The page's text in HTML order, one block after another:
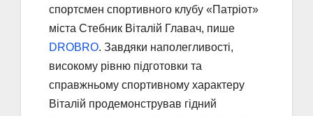
спортсмен спортивного клубу «Патріот»
міста Стебник Віталій Главач, пише
DROBRO. Завдяки наполегливості,
високому рівню підготовки та
справжньому спортивному характеру
Віталій продемонстрував гідний